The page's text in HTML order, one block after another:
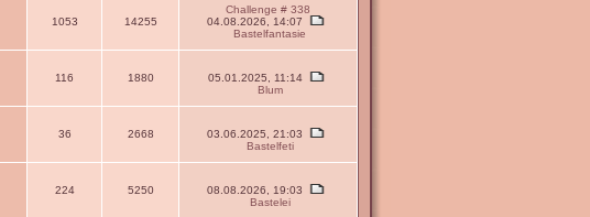
1053 14255
Challenge # 338
04.08.2026, 14:07
Bastelfantasie
116 1880
05.01.2025, 11:14
Blum
36 2668
03.06.2025, 21:03
Bastelfeti
224 5250
08.08.2026, 19:03
Bastelei